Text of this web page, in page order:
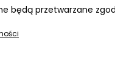
będą przetwarzane